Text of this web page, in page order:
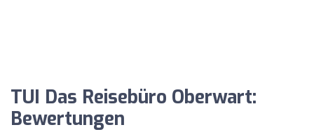
TUI Das Reisebüro Oberwart:
Bewertungen